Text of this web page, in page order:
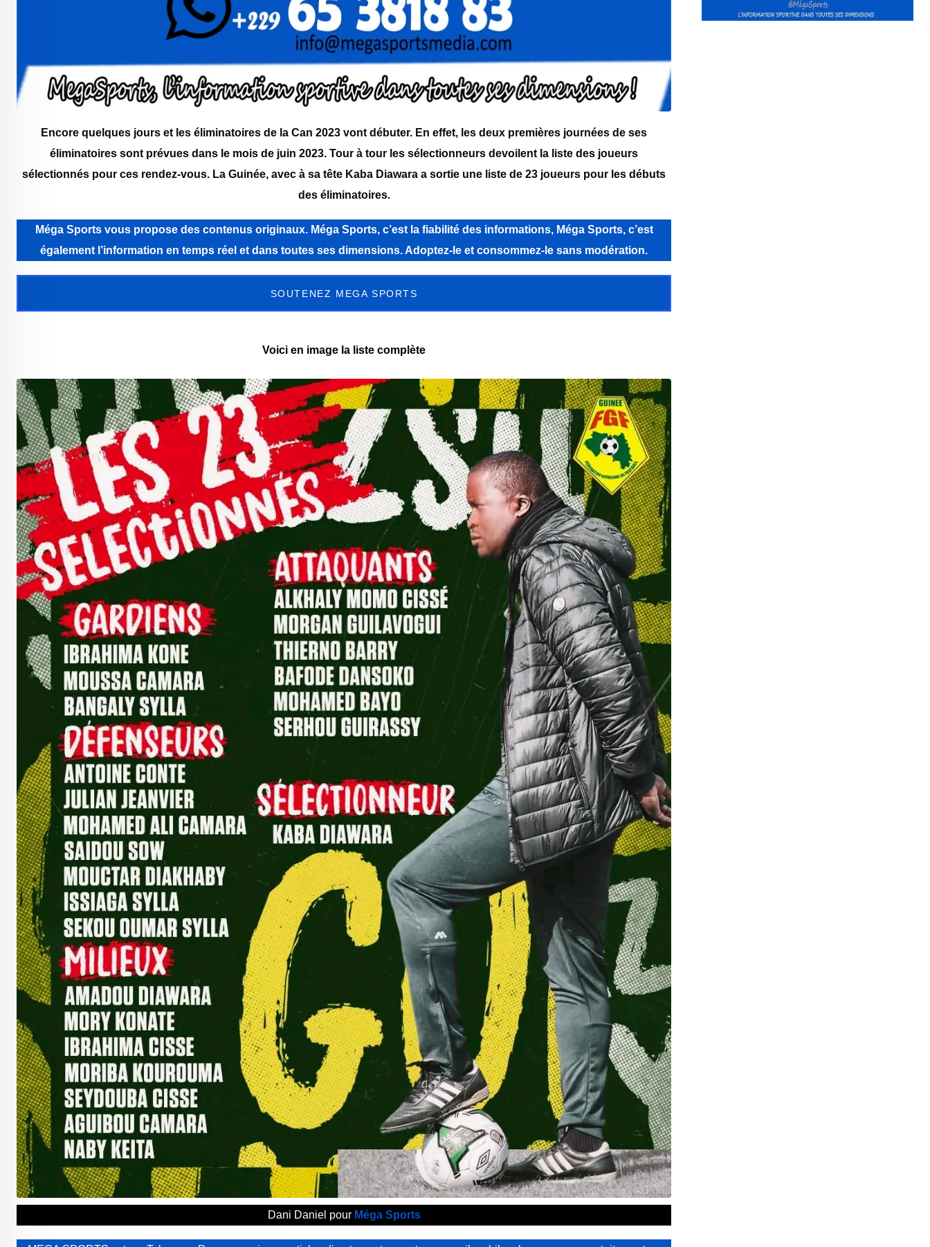
Encore quelques jours et les éliminatoires de la Can 2023 vont débuter. En effet, les deux premières journées de ses
éliminatoires sont prévues dans le mois de juin 2023. Tour à tour les sélectionneurs devoilent la liste des joueurs
sélectionnés pour ces rendez-vous. La Guinée, avec à sa tête Kaba Diawara a sortie une liste de 23 joueurs pour les débuts
des éliminatoires.
Méga Sports vous propose des contenus originaux. Méga Sports, c’est la fiabilité des informations, Méga Sports, c’est
également l’information en temps réel et dans toutes ses dimensions. Adoptez-le et consommez-le sans modération.
SOUTENEZ MEGA SPORTS
Voici en image la liste complète
Dani Daniel pour Méga Sports